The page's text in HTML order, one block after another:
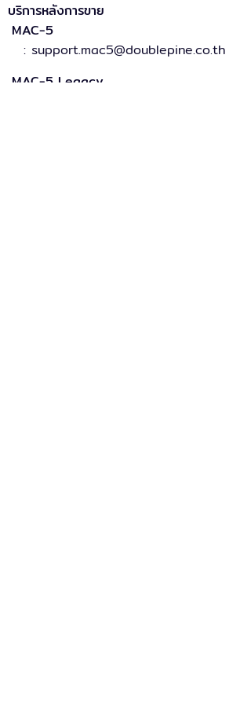
บริการหลังการขาย
MAC-5
: support.mac5@doublepine.co.th
MAC-5 Legacy